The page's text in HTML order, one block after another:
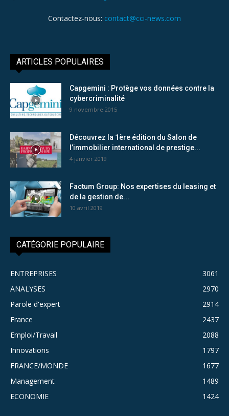
Contactez-nous: contact@cci-news.com
ARTICLES POPULAIRES
Capgemini : Protège vos données contre la
cybercriminalité
9 novembre 2015
Découvrez la 1ère édition du Salon de
l’immobilier international de prestige...
4 janvier 2019
Factum Group: Nos expertises du leasing et
de la gestion de...
10 avril 2019
CATÉGORIE POPULAIRE
ENTREPRISES
3061
ANALYSES
2970
Parole d'expert
2914
France
2437
Emploi/Travail
2088
Innovations
1797
FRANCE/MONDE
1677
Management
1489
ECONOMIE
1424